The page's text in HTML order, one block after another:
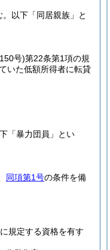
以下「同居親族」と
号)第22条第1項の規
いた低額所得者に転貸
「暴力団員」とい
同項第1号の条件を備
規定する資格を有す